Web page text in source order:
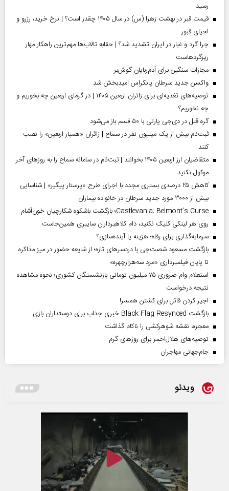
رسید
قیمت قبر در بهشت زهرا (س) در سال ۱۴۰۵ چقدر است؟ | نرخ خرید، رزرو و
احیای قبور
چرا گرد و غبار در ایران تشدید شد؟ | حقابه تالاب‌ها مهم‌ترین راهکار مهار
ریزگردهاست
مجازات سنگین برای آدم‌ربایان گوش‌بر
واکسن جدید سرطان پانکراس امیدبخش شد
توصیه‌های تغذیه‌ای برای زائران اربعین ۱۴۰۵ | در گرمای اربعین چه بخوریم و
چه نخوریم؟
گره قتل در دی‌جی پارتی با ۵۰ قسم باز می‌شود
ثبت‌نام بیش از یک میلیون نفر در سماح | زائران «همیار اربعین» را نصب
کنند
متقاضیان ارز اربعین ۱۴۰۵ بخوانند | ثبت‌نام در سامانه سماح را به روز‌های آخر
موکول نکنید
کاهش ۲۵ درصدی بستری مجدد با اجرای طرح «پرستار پیگیر» | شناسایی
بیش از ۳۰۰۰ مورد جدید سرطان در خانواده بیماران
Castlevania: Belmont’s Curse؛ بازگشت باشکوه شکارچیان خون‌آشام
روی هر لینکی کلیک نکنید، دام کلاهبرداران سایبری همین‌جاست
سرمایه‌گذاری برای رفاه؛ هزینه یا آینده‌سازی؟
بازگشت مسعود شصت‌چی با دردسر‌های تازه؛ از شایعه حضور در میز مذاکره
تا پایان فیلمبرداری «مرد سه‌هزارچهره»
استعلام وام ضروری ۷۵ میلیون تومانی بازنشستگان کشوری؛ نحوه مشاهده
نتیجه درخواست
اجیر کردن قاتل برای کشتن همسر!
بازگشت Black Flag Resynced خبری جذاب برای دوستداران بازی
معجزه، نقشه شوهرکشی را ناکام گذاشت
توصیه‌های هلال‌احمر برای روز‌های گرم
جام‌جهانی مهاجران
ویدئو